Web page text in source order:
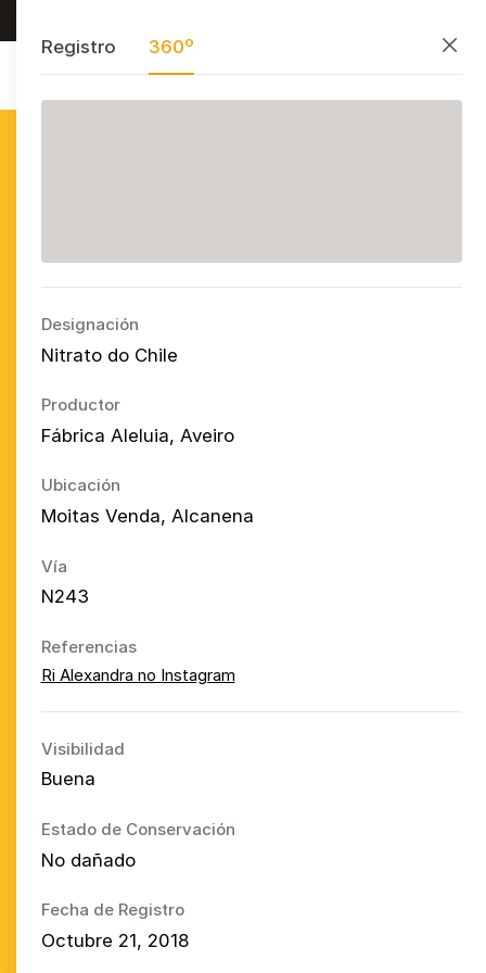
AzulejoPublicitárioPortuguês
Cerrar
Registro 360º
Designación
Nitrato do Chile
Productor
Fábrica Aleluia, Aveiro
Ubicación
Moitas Venda, Alcanena
Vía
N243
Referencias
Ri Alexandra no Instagram
Visibilidad
Buena
Estado de Conservación
No dañado
Fecha de Registro
Octubre 21, 2018